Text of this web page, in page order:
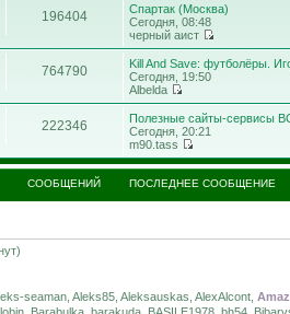
196404
Спартак (Москва)
Сегодня, 08:48
черный аист
764790
Kill And Save: футболёры.
Сегодня, 19:50
Albelda
222346
Полезные сайты-сервисы
Сегодня, 20:21
m90.tass
СООБЩЕНИЙ ПОСЛЕДНЕЕ СООБЩЕНИЕ
seaman, Aleks85, Aleksauskas, AlexAlcont,
Barabulka, barakuda, BASILE1978, bh54,